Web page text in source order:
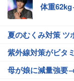
体重
夏のむくみ対策 ツ
紫外線対策がビタ
母が娘に減量強要